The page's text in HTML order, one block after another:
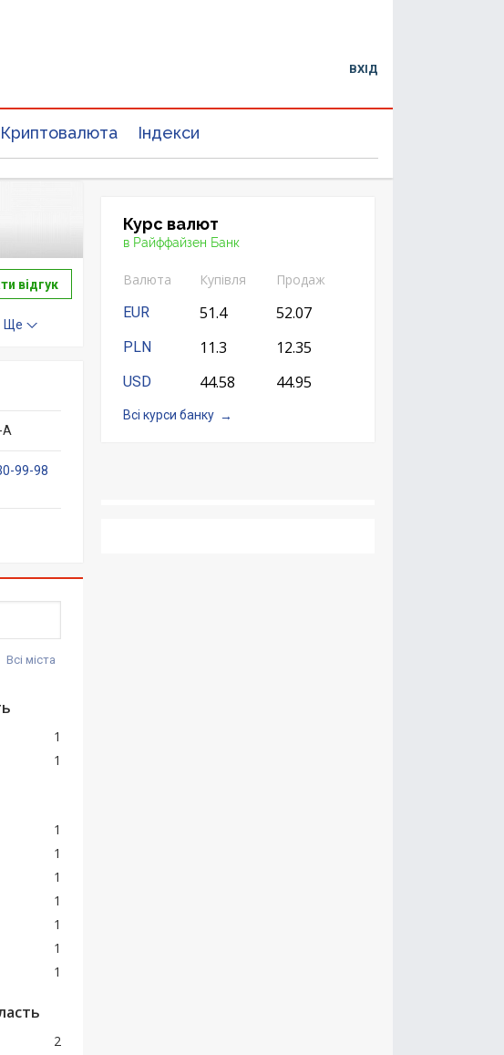
ВХІД
Криптовалюта Індекси
відгук
Ще
А
99-98
Всі міста
1
1
1
1
1
1
1
1
1
2
Курс валют
в Райффайзен Банк
Валюта Купівля
Продаж
EUR
51.4 52.07
PLN 11.3 12.35
USD 44.58 44.95
Всі курси банку